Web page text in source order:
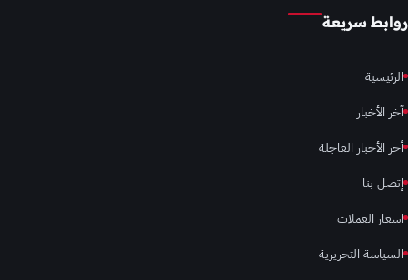
روابط سريعة
الرئيسية
آخر الأخبار
أخر الأخبار العاجلة
إتصل بنا
اسعار العملات
السياسة التحريرية